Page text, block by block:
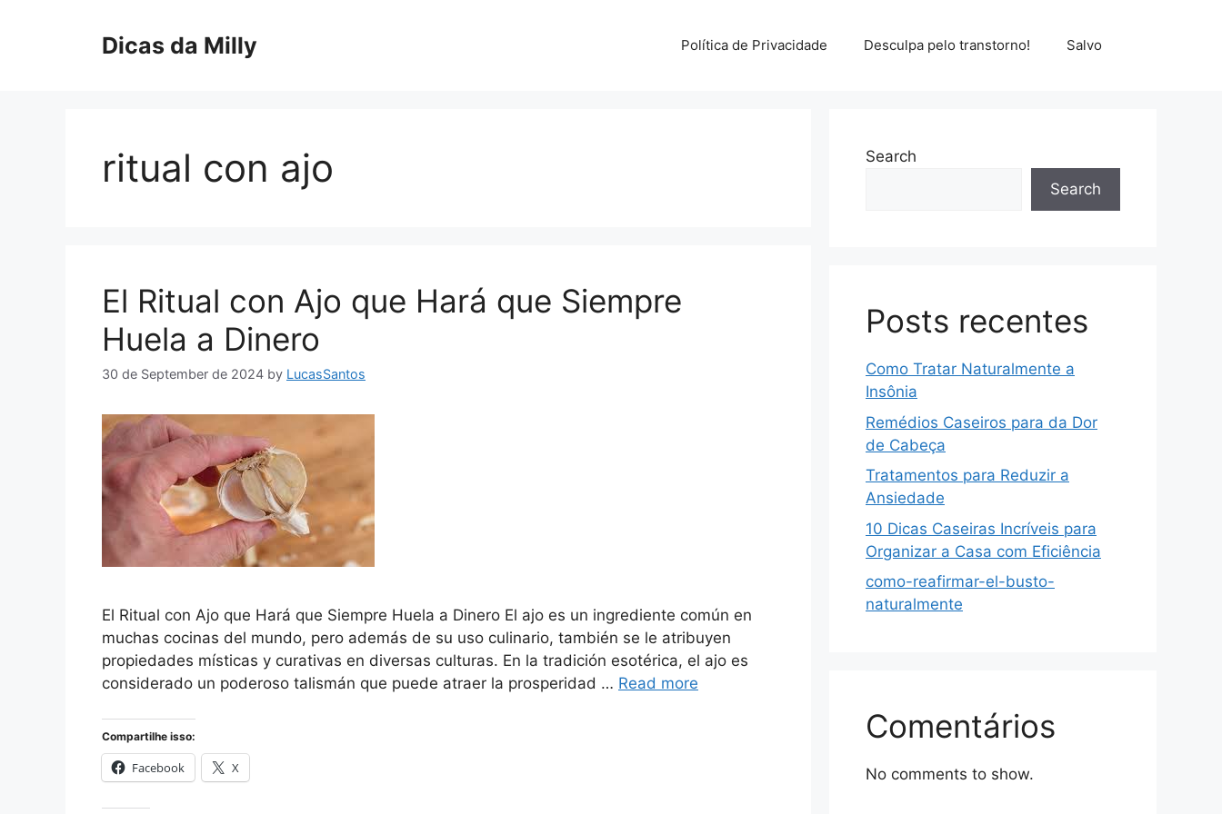
Dicas da Milly Política de Privacidade Desculpa pelo transtorno! Salvo
ritual con ajo
El Ritual con Ajo que Hará que Siempre
Huela a Dinero
30 de September de 2024 by LucasSantos
El Ritual con Ajo que Hará que Siempre Huela a Dinero El ajo es un ingrediente común en
muchas cocinas del mundo, pero además de su uso culinario, también se le atribuyen
propiedades místicas y curativas en diversas culturas. En la tradición esotérica, el ajo es
considerado un poderoso talismán que puede atraer la prosperidad … Read more
Compartilhe isso:
Facebook X
Search
Search
Posts recentes
Como Tratar Naturalmente a
Insônia
Remédios Caseiros para da Dor
de Cabeça
Tratamentos para Reduzir a
Ansiedade
10 Dicas Caseiras Incríveis para
Organizar a Casa com Eficiência
como-reafirmar-el-busto-
naturalmente
Comentários
No comments to show.